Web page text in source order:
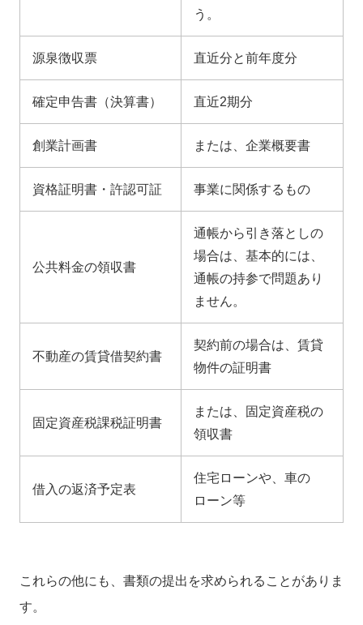
う。
源泉徴収票 直近分と前年度分
確定申告書（決算書） 直近2期分
創業計画書 または、企業概要書
資格証明書・許認可証 事業に関係するもの
公共料金の領収書
通帳から引き落としの
場合は、基本的には、
通帳の持参で問題あり
ません。
不動産の賃貸借契約書
契約前の場合は、賃貸
物件の証明書
固定資産税課税証明書
または、固定資産税の
領収書
借入の返済予定表
住宅ローンや、車の
ローン等
これらの他にも、書類の提出を求められることがありま
す。